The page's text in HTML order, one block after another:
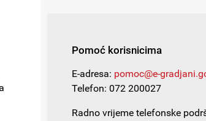
Pomoć korisnicima
E-adresa: pomoc@e-
Telefon: 072 200027
Radno vrijeme telefonske